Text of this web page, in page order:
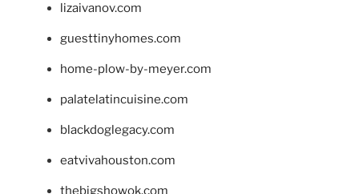
lizaivanov.com
guesttinyhomes.com
home-plow-by-meyer.com
palatelatincuisine.com
blackdoglegacy.com
eatvivahouston.com
thebigshowok.com